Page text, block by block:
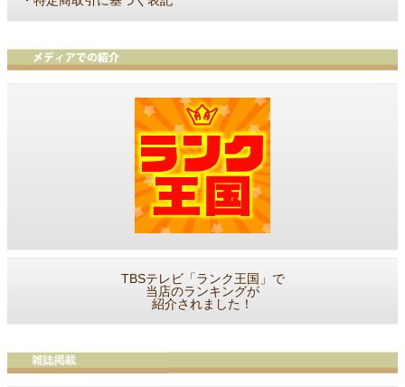
TBSテレビ「ランク王国」で
当店のランキングが
紹介されました！